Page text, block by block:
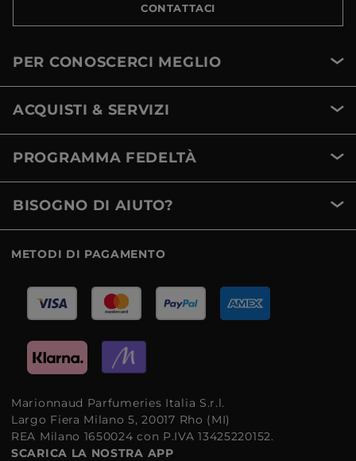
CONTATTACI
PER CONOSCERCI MEGLIO
ACQUISTI & SERVIZI
PROGRAMMA FEDELTÀ
BISOGNO DI AIUTO?
METODI DI PAGAMENTO
Marionnaud Parfumeries Italia S.r.l.
Largo Fiera Milano 5, 20017 Rho (MI)
REA Milano 1650024 con P.IVA 13425220152.
SCARICA LA NOSTRA APP